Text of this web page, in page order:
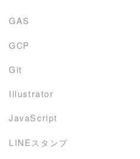
GAS
GCP
Git
Illustrator
JavaScript
LINEスタンプ